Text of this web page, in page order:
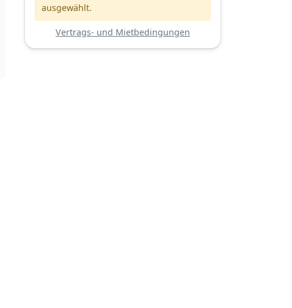
ausgewählt.
Vertrags- und Mietbedingungen